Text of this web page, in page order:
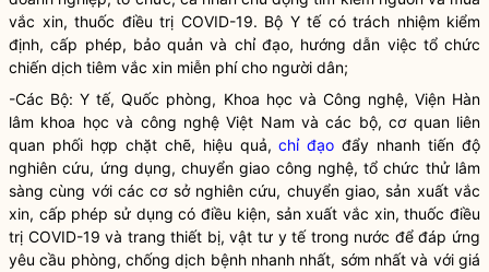
vắc xin, thuốc điều trị COVID-19. Bộ Y tế có trách nhiệm kiểm
định, cấp phép, bảo quản và chỉ đạo, hướng dẫn việc tổ chức
chiến dịch tiêm vắc xin miễn phí cho người dân;
-Các Bộ: Y tế, Quốc phòng, Khoa học và Công nghệ, Viện Hàn
lâm khoa học và công nghệ Việt Nam và các bộ, cơ quan liên
quan phối hợp chặt chẽ, hiệu quả,chỉ đạo đẩy nhanh tiến độ
nghiên cứu, ứng dụng, chuyển giao công nghệ, tổ chức thử lâm
sàng cùng với các cơ sở nghiên cứu, chuyển giao, sản xuất vắc
xin, cấp phép sử dụng có điều kiện, sản xuất vắc xin, thuốc điều
trị COVID-19 và trang thiết bị, vật tư y tế trong nước để đáp ứng
yêu cầu phòng, chống dịch bệnh nhanh nhất, sớm nhất và với giá